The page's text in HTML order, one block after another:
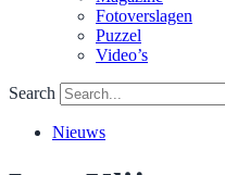
Fotoverslagen
Puzzel
Video’s
Search
Nieuws